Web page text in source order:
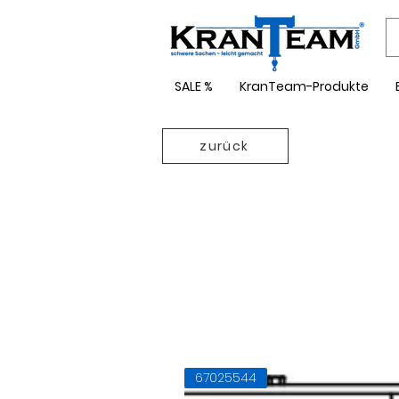
SALE % KranTeam-Produkte
zurück
66502044
67025544